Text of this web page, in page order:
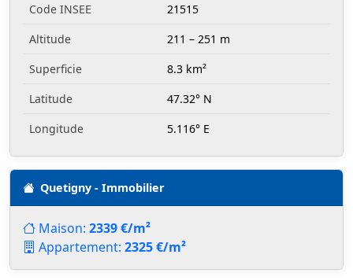
Code INSEE
21515
Altitude
211 – 251 m
Superficie
8.3 km²
Latitude
47.32° N
Longitude
5.116° E
Quetigny - Immobilier
Maison: 2339 €/m²
Appartement: 2325 €/m²